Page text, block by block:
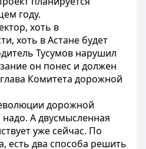
году.
хоть в
хоть в Астане будет
Тусумов нарушил
он понес и должен
Комитета дорожной
дорожной
А двусмысленная
уже сейчас. По
есть два способа решить